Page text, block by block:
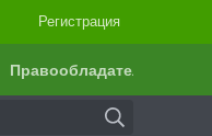
Регистрация
Правообладателям